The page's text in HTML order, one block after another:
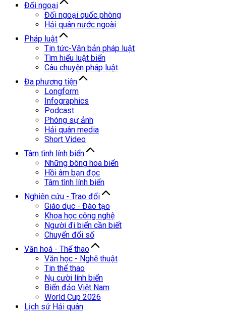
Đối ngoại
Đối ngoại quốc phòng
Hải quân nước ngoài
Pháp luật
Tin tức-Văn bản pháp luật
Tìm hiểu luật biển
Câu chuyện pháp luật
Đa phương tiện
Longform
Infographics
Podcast
Phóng sự ảnh
Hải quân media
Short Video
Tâm tình lính biển
Những bông hoa biển
Hồi âm bạn đọc
Tâm tình lính biển
Nghiên cứu - Trao đổi
Giáo dục - Đào tạo
Khoa học công nghệ
Người đi biển cần biết
Chuyển đổi số
Văn hoá - Thể thao
Văn học - Nghệ thuật
Tin thể thao
Nụ cười lính biển
Biển đảo Việt Nam
World Cup 2026
Lịch sử Hải quân